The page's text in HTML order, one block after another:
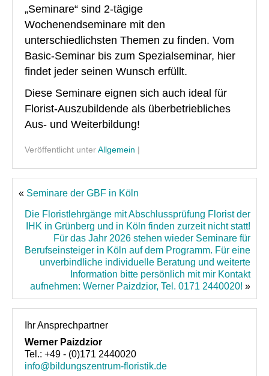
Floristik Event
Floristik Business
Buchungen
Lehrgänge
Floristmeisterlehrgäng der GBF in Grünberg und in
Floristmeisterlehrgänge in Grünberg und Köln finden
Floristlehrgang mit IHK-Prüfung in Köln
flowerARTinternational
Buchungen
Wir über uns
Partner und Empfehlungen
Kontakt
„Seminare“ sind 2-tägige
Wochenendseminare mit den
unterschiedlichsten Themen zu finden. Vom
Basic-Seminar bis zum Spezialseminar, hier
findet jeder seinen Wunsch erfüllt.
Diese Seminare eignen sich auch ideal für
Florist-Auszubildende als überbetriebliches
Aus- und Weiterbildung!
Veröffentlicht unter Allgemein
« Seminare der GBF in Köln
Die Floristlehrgänge mit Abschlussprüfung Florist der
IHK in Grünberg und in Köln finden zurzeit nicht statt!
Für das Jahr 2026 stehen wieder Seminare für
Berufseinsteiger in Köln auf dem Programm. Für eine
unverbindliche individuelle Beratung und weiterte
Information bitte persönlich mit mir Kontakt
aufnehmen: Werner Paizdzior, Tel. 0171 2440020! »
Ihr Ansprechpartner
Werner Paizdzior
Tel.: +49 - (0)171 2440020
info@bildungszentrum-floristik.de